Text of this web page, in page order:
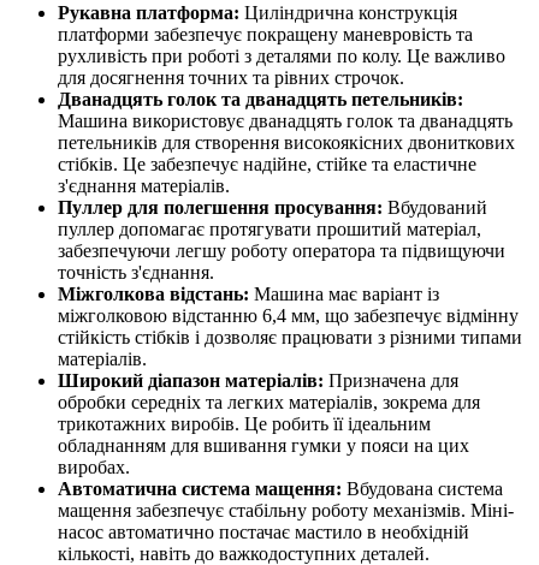
Рукавна платформа: Циліндрична конструкція
платформи забезпечує покращену маневровість та
рухливість при роботі з деталями по колу. Це важливо
для досягнення точних та рівних строчок.
Дванадцять голок та дванадцять петельників:
Машина використовує дванадцять голок та дванадцять
петельників для створення високоякісних двониткових
стібків. Це забезпечує надійне, стійке та еластичне
з'єднання матеріалів.
Пуллер для полегшення просування: Вбудований
пуллер допомагає протягувати прошитий матеріал,
забезпечуючи легшу роботу оператора та підвищуючи
точність з'єднання.
Міжголкова відстань: Машина має варіант із
міжголковою відстанню 6,4 мм, що забезпечує відмінну
стійкість стібків і дозволяє працювати з різними типами
матеріалів.
Широкий діапазон матеріалів: Призначена для
обробки середніх та легких матеріалів, зокрема для
трикотажних виробів. Це робить її ідеальним
обладнанням для вшивання гумки у пояси на цих
виробах.
Автоматична система мащення: Вбудована система
мащення забезпечує стабільну роботу механізмів. Міні-
насос автоматично постачає мастило в необхідній
кількості, навіть до важкодоступних деталей.